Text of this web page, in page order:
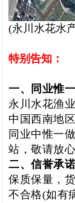
(永川水花水
特别告知：
一、同业惟一
永川水花渔
中国西南地
同业中惟一
站，敬请放心
二、信誉承诺
保质保量，
不合格(如有